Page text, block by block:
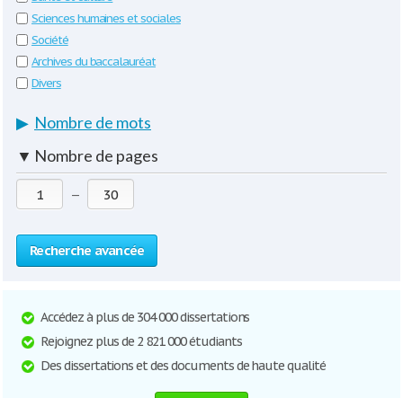
Sciences humaines et sociales
Société
Archives du baccalauréat
Divers
▶ Nombre de mots
▼ Nombre de pages
—
Recherche avancée
Accédez à plus de 304 000 dissertations
Rejoignez plus de 2 821 000 étudiants
Des dissertations et des documents de haute qualité